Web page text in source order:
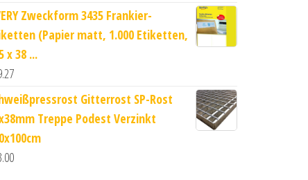
Zweckform 3435 Frankier-
(Papier matt, 1.000 Etiketten,
x 38 ...
Gitterrost SP-Rost
Treppe Podest Verzinkt